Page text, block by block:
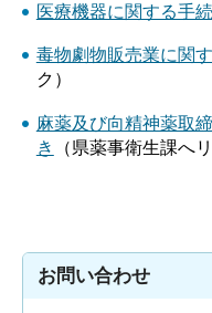
医療機器に関する手
毒物劇物販売業に関
ク）
麻薬及び向精神薬取
き
（県薬事衛生課へ
お問い合わせ